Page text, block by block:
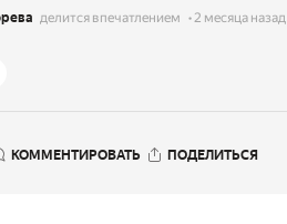
делится впечатлением 2 месяца назад
КОММЕНТИРОВАТЬ ПОДЕЛИТЬСЯ